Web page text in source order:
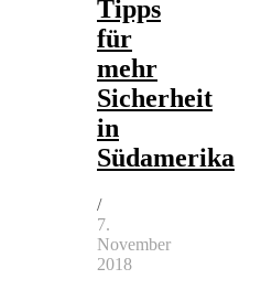
Tipps
für
mehr
Sicherheit
in
Südamerika
/
7.
November
2018